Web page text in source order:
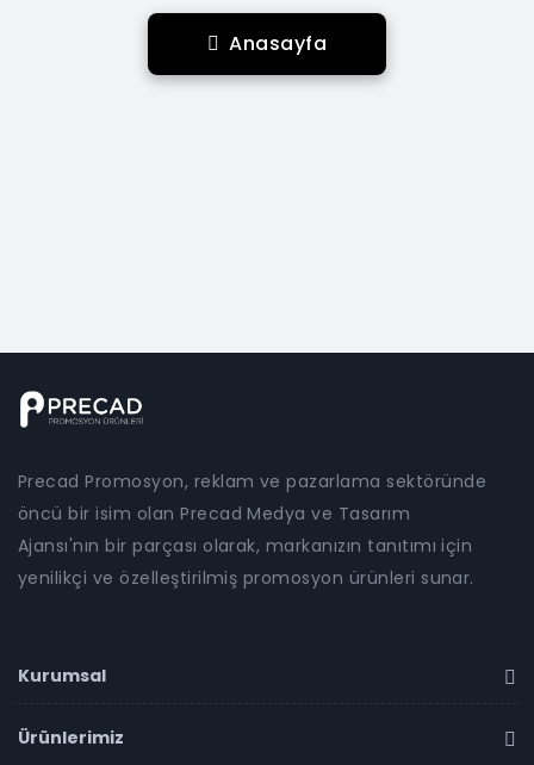
Anasayfa
Precad Promosyon, reklam ve pazarlama sektöründe
öncü bir isim olan Precad Medya ve Tasarım
Ajansı'nın bir parçası olarak, markanızın tanıtımı için
yenilikçi ve özelleştirilmiş promosyon ürünleri sunar.
Kurumsal
Ürünlerimiz